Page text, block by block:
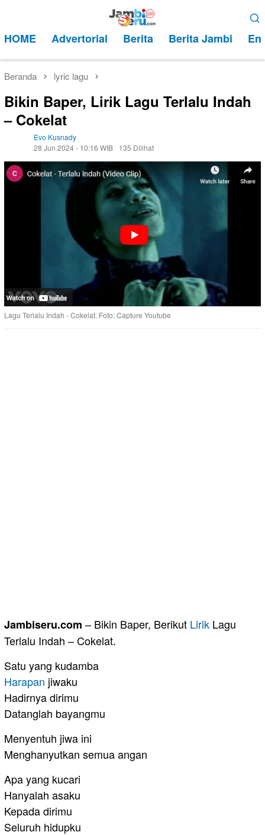
kontenMobile
HOME Advertorial Berita Berita Jambi
Beranda lyric lagu
Bikin Baper, Lirik Lagu Terlalu Indah
– Cokelat
Evo Kusnady
28 Jun 2024 - 10:16 WIB
135 Dilihat
Lagu Terlalu Indah - Cokelat. Foto: Capture Youtube
Jambiseru.com – Bikin Baper, Berikut Lirik Lagu
Terlalu Indah – Cokelat.
Satu yang kudamba
Harapan jiwaku
Hadirnya dirimu
Datanglah bayangmu
Menyentuh jiwa ini
Menghanyutkan semua angan
Apa yang kucari
Hanyalah asaku
Kepada dirimu
Seluruh hidupku